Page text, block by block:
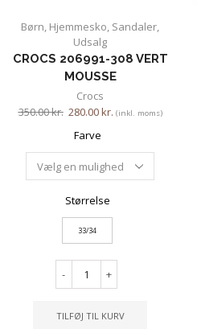
Børn, Hjemmesko, Sandaler,
Udsalg
CROCS 206991-308 VERT
MOUSSE
Crocs
350.00kr. 280.00kr. (inkl. moms)
Farve
Størrelse
33/34
- +
TILFØJ TIL KURV